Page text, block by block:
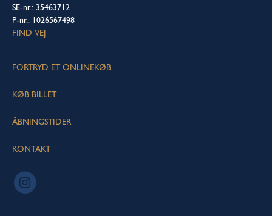
SE-nr.: 35463712
P-nr.: 1026567498
FIND VEJ
FORTRYD ET ONLINEKØB
KØB BILLET
ÅBNINGSTIDER
KONTAKT